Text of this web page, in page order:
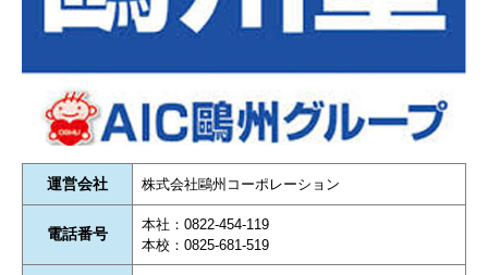
運営会社 株式会社鷗州コーポレーション
電話番号
本社：0822-454-119
本校：0825-681-519